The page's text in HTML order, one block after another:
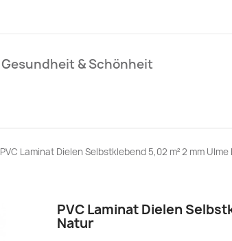
Gesundheit & Schönheit
PVC Laminat Dielen Selbstklebend 5,02 m² 2 mm Ulme
PVC Laminat Dielen
Natur